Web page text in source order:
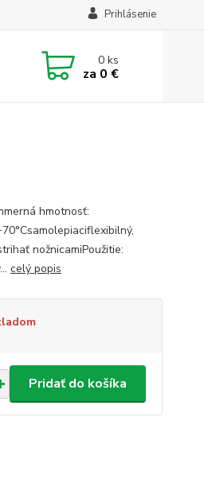
Prihlásenie
0ks
za 0 €
hmotnosť:
nožnicamiPoužitie:
celý popis
Pridať do košíka